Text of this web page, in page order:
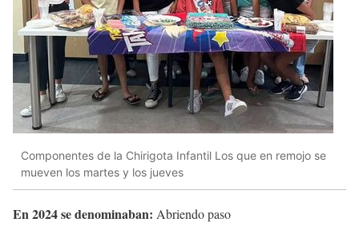
Componentes de la Chirigota Infantil Los que en remojo se
mueven los martes y los jueves
En 2024 se denominaban: Abriendo paso